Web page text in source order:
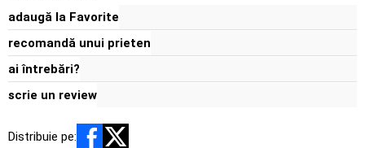
adaugă la Favorite
recomandă unui prieten
ai întrebări?
scrie un review
Distribuie pe: